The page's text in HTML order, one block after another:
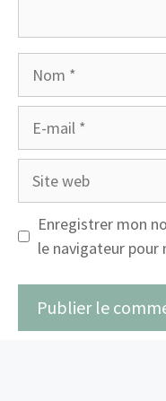
Site
Enregistrer mon
le navigateur pour